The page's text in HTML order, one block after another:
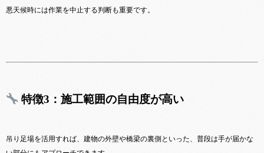
悪天候時には作業を中止する判断も重要です。
特徴3：施工範囲の自由度が高い
吊り足場を活用すれば、建物の外壁や橋梁の裏側といった、普段は手が届かな